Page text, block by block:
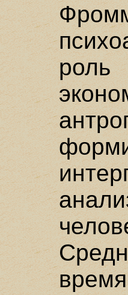
роль